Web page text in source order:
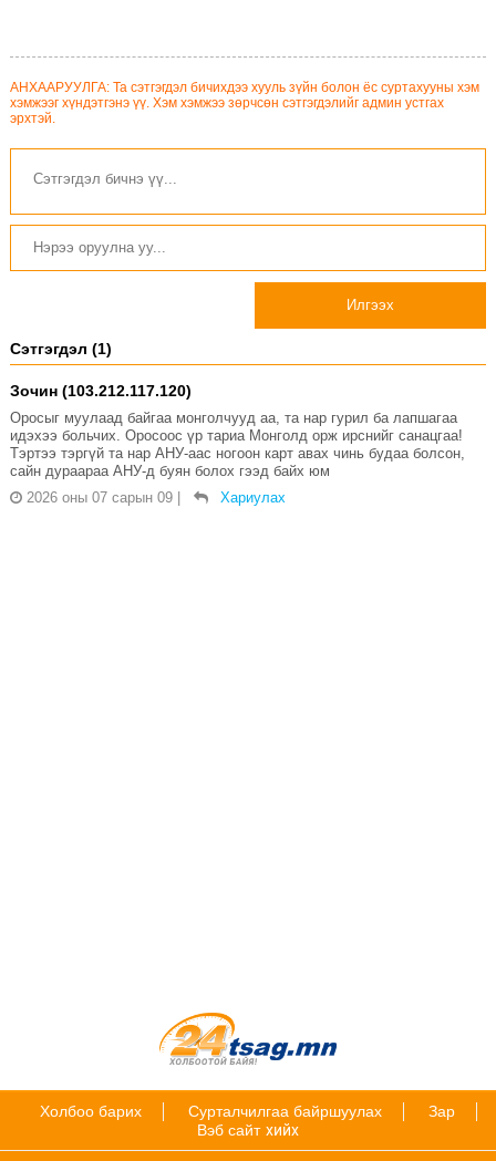
АНХААРУУЛГА: Та сэтгэгдэл бичихдээ хууль зүйн болон ёс суртахууны хэм
хэмжээг хүндэтгэнэ үү. Хэм хэмжээ зөрчсөн сэтгэгдэлийг админ устгах
эрхтэй.
Илгээх
Сэтгэгдэл (1)
Зочин (103.212.117.120)
Оросыг муулаад байгаа монголчууд аа, та нар гурил ба лапшагаа
идэхээ больчих. Оросоос үр тариа Монголд орж ирснийг санацгаа!
Тэртээ тэргүй та нар АНУ-аас ногоон карт авах чинь будаа болсон,
сайн дураараа АНУ-д буян болох гээд байх юм
2026 оны 07 сарын 09
Хариулах
Холбоо барих Сурталчилгаа байршуулах
Зар
Вэб сайт хийх